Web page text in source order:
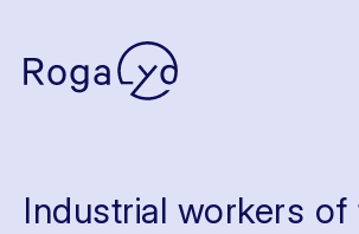
Industrial workers of